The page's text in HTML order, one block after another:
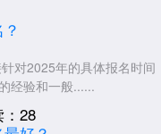
会被引导至官网操作。
通过非官网渠道报名存在
户转账的，均为诈骗。
对2025年的具体报名时间
经验和一般......
：28